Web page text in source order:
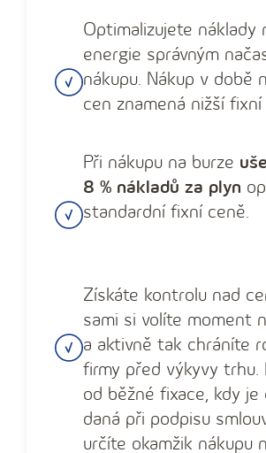
Optimalizujete náklady
energie správným
nákupu. Nákup v době
cen znamená nižší fixní
Při nákupu na burze
8 % nákladů za plyn
standardní fixní ceně.
Získáte kontrolu nad
sami si volíte moment
a aktivně tak chráníte
firmy před výkyvy trhu.
od běžné fixace, kdy je
daná při podpisu
určíte okamžik nákupu